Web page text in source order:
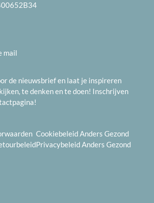
mail
de nieuwsbrief en laat je inspireren
te denken en te doen! Inschrijven
!
CookiebeleidAnders Gezond
PrivacybeleidAnders Gezond